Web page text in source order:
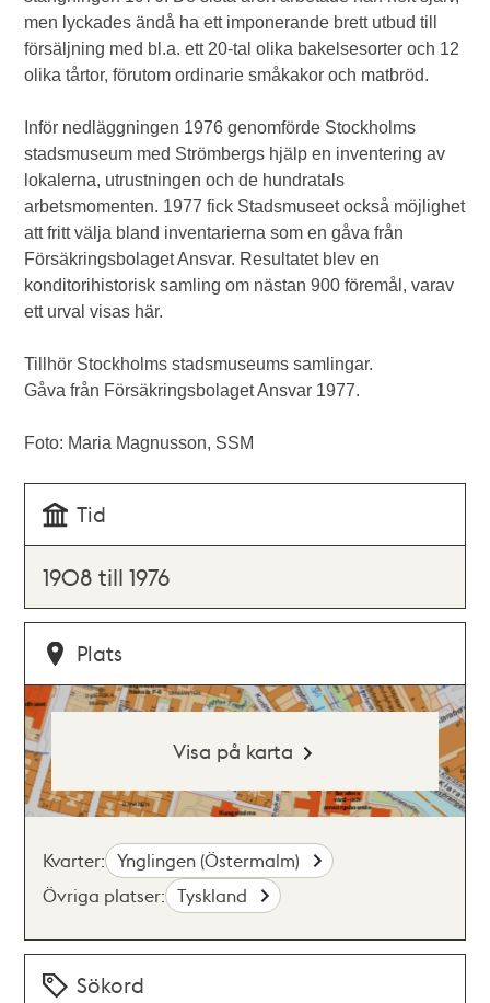
men lyckades ändå ha ett imponerande brett utbud till
försäljning med bl.a. ett 20-tal olika bakelsesorter och 12
olika tårtor, förutom ordinarie småkakor och matbröd.
Inför nedläggningen 1976 genomförde Stockholms
stadsmuseum med Strömbergs hjälp en inventering av
lokalerna, utrustningen och de hundratals
arbetsmomenten. 1977 fick Stadsmuseet också möjlighet
att fritt välja bland inventarierna som en gåva från
Försäkringsbolaget Ansvar. Resultatet blev en
konditorihistorisk samling om nästan 900 föremål, varav
ett urval visas här.
Tillhör Stockholms stadsmuseums samlingar.
Gåva från Försäkringsbolaget Ansvar 1977.
Foto: Maria Magnusson, SSM
Tid
1908 till 1976
Plats
Visa på karta
Kvarter: Ynglingen (Östermalm)
Övriga platser: Tyskland
Sökord